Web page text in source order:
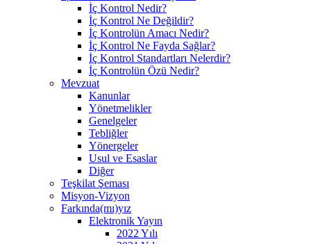
İç Kontrol Nedir?
İç Kontrol Ne Değildir?
İç Kontrolün Amacı Nedir?
İç Kontrol Ne Fayda Sağlar?
İç Kontrol Standartları Nelerdir?
İç Kontrolün Özü Nedir?
Mevzuat
Kanunlar
Yönetmelikler
Genelgeler
Tebliğler
Yönergeler
Usul ve Esaslar
Diğer
Teşkilat Şeması
Misyon-Vizyon
Farkında(mı)yız
Elektronik Yayın
2022 Yılı